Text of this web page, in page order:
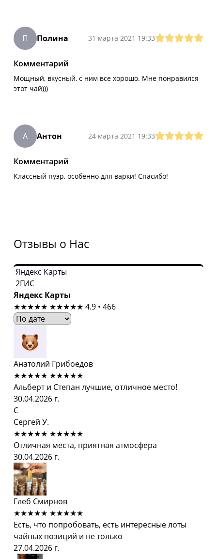
П Полина 31 марта 2021 19:33
Комментарий
Мощный, вкусный, с ним все хорошо. Мне понравился
этот чай)))
А Антон 24 марта 2021 19:33
Комментарий
Классный пуэр, особенно для варки! Спасибо!
Отзывы о Нас
Яндекс Карты
2ГИС
Яндекс Карты
★★★★★ ★★★★★ 4.9 • 466
Анатолий Грибоедов
★★★★★ ★★★★★
Альберт и Степан лучшие, отличное место!
30.04.2026 г.
С
Сергей У.
★★★★★ ★★★★★
Отличная места, приятная атмосфера
30.04.2026 г.
Глеб Смирнов
★★★★★ ★★★★★
Есть, что попробовать, есть интересные лоты
чайных позиций и не только
27.04.2026 г.